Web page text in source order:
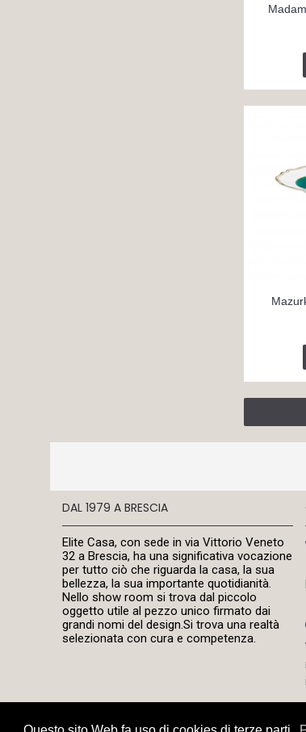
ivv alzate (1)
lista di nozze a brescia (2)
lista di nozze brescia (1)
liste di nozze a brescia (1)
liste nozze (22)
liste nozze brescia (8)
liste nozze a brescia (2)
DAL 1979 A BRESCIA
Elite Casa, con sede in via Vittorio Veneto
32 a Brescia, ha una significativa vocazione
per tutto ciò che riguarda la casa, la sua
bellezza, la sua importante quotidianità.
Nello show room si trova dal piccolo
oggetto utile al pezzo unico firmato dai
grandi nomi del design.Si trova una realtà
selezionata con cura e competenza.